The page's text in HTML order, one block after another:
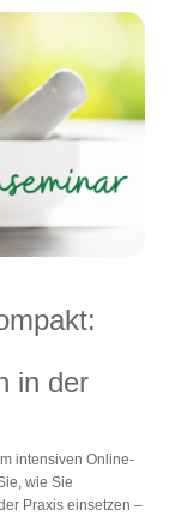
in der
intensiven Online-
wie Sie
Praxis einsetzen –